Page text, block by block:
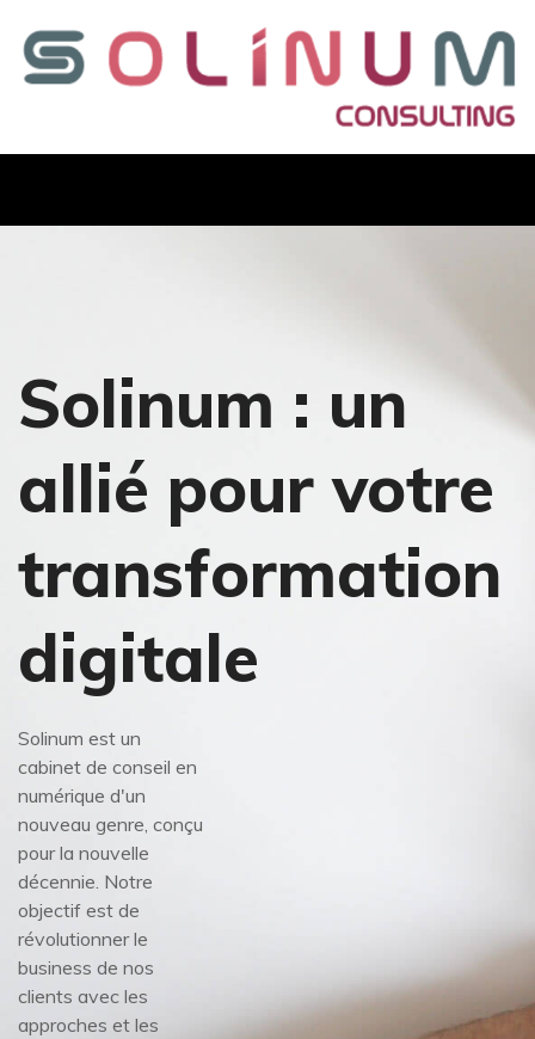
Solinum : un
allié pour votre
transformation
digitale
Solinum est un
cabinet de conseil en
numérique d'un
nouveau genre, conçu
pour la nouvelle
décennie. Notre
objectif est de
révolutionner le
business de nos
clients avec les
approches et les